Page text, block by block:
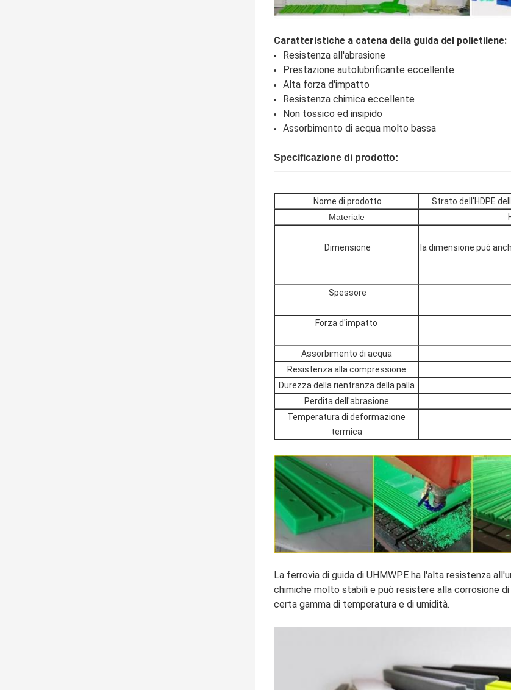
Caratteristiche a catena della guida del polietilene:
Resistenza all'abrasione
Prestazione autolubrificante eccellente
Alta forza d'impatto
Resistenza chimica eccellente
Non tossico ed insipido
Assorbimento di acqua molto bassa
Specificazione di prodotto:
Nome di prodotto
Strato dell'HDPE
Materiale
Dimensione
la dimensione può
Spessore
Forza d'impatto
Assorbimento di acqua
Resistenza alla compressione
Durezza della rientranza della palla
Perdita dell'abrasione
Temperatura di deformazione
termica
La ferrovia di guida di UHMWPE ha l'alta resistenza
chimiche molto stabili e può resistere alla corrosione
certa gamma di temperatura e di umidità.